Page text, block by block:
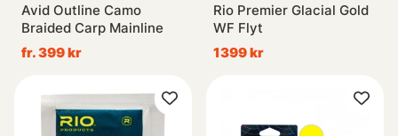
Avid Outline Camo
Braided Carp Mainline
fr. 399 kr
Rio Premier Glacial Gold
WF Flyt
1399 kr